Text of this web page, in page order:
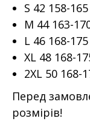
S 42 158-
M 44 163-
L 46 168-
XL 48 168-
2XL 50 168-
Перед
розмірів!